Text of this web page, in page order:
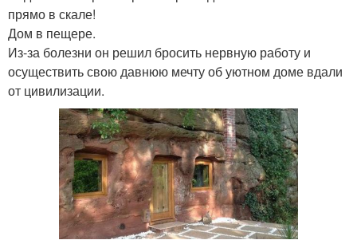
прямо в скале!
Дом в пещере.
Из-за болезни он решил бросить нервную работу и
осуществить свою давнюю мечту об уютном доме вдали
от цивилизации.